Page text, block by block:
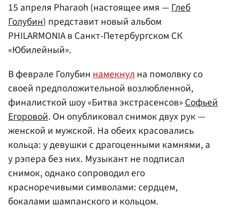
15 апреля Pharaoh (настоящее имя —Глеб
Голубин) представит новый альбом
PHILARMONIA в Санкт-Петербургском СК
«Юбилейный».
В феврале Голубин намекнул на помолвку со
своей предположительной возлюбленной,
финалисткой шоу «Битва экстрасенсов»Софьей
Егоровой. Он опубликовал снимок двух рук —
женской и мужской. На обеих красовались
кольца: у девушки с драгоценными камнями, а
у рэпера без них. Музыкант не подписал
снимок, однако сопроводил его
красноречивыми символами: сердцем,
бокалами шампанского и кольцом.